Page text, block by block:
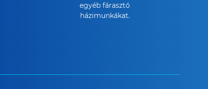
egyéb fárasztó
házimunkákat.